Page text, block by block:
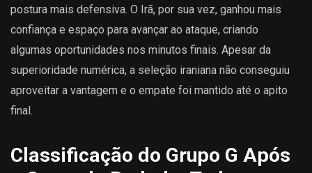
postura mais defensiva. O Irã, por sua vez, ganhou mais
confiança e espaço para avançar ao ataque, criando
algumas oportunidades nos minutos finais. Apesar da
superioridade numérica, a seleção iraniana não conseguiu
aproveitar a vantagem e o empate foi mantido até o apito
final.
Classificação do Grupo G Após